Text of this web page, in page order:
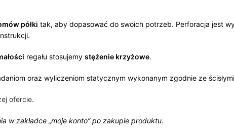
półki tak, aby dopasować do swoich potrzeb. Perforacja jest
regału stosujemy stężenie krzyżowe.
oraz wyliczeniom statycznym wykonanym zgodnie ze
ofercie.
w zakładce „moje konto” po zakupie produktu.